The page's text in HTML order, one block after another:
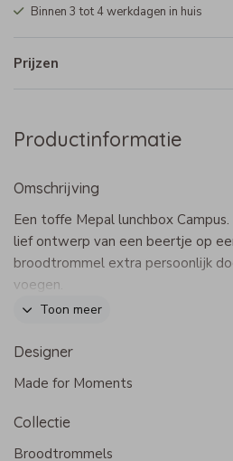
Binnen 3 tot 4 werkdagen in huis
Prijzen
Productinformatie
Omschrijving
Een toffe Mepal lunchbox
lief ontwerp van een beertje op
broodtrommel extra persoonlijk
voegen.
Dit product maakt onderdeel uit
Specificaties lunchbox Campus
- Merk: Mepal
- Met uitneembaar bakje (2 vaks)
- BPA-vrij
Toon meer
Designer
Made for Moments
Collectie
Broodtrommels